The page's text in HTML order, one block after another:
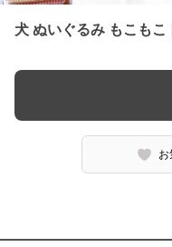
犬 ぬいぐるみ もこも
お